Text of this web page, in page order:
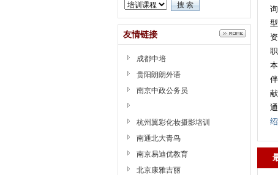
友情链接
成都中培
贵阳朗朗外语
南京中政公务员
杭州翼彩化妆摄影培训
南通北大青鸟
南京易迪优教育
北京康雅吉丽
绍